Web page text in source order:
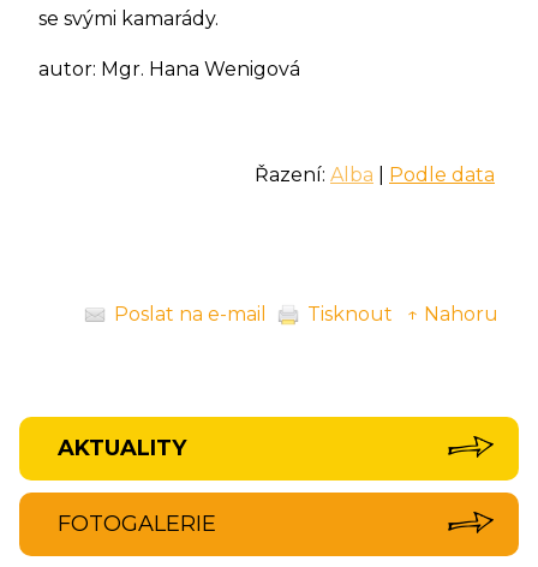
se svými kamarády.
autor: Mgr. Hana Wenigová
Řazení: Alba Podle data
Poslat na e-mail Tisknout ↑ Nahoru
AKTUALITY
FOTOGALERIE